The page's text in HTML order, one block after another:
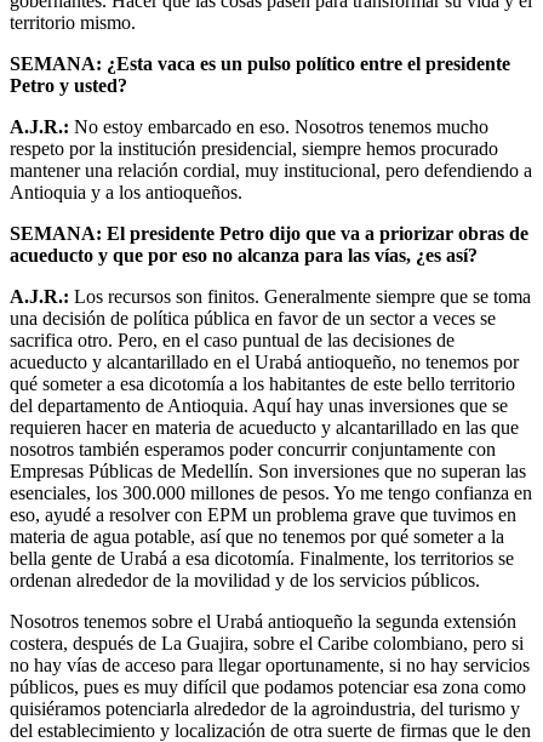
territorio mismo.
SEMANA: ¿Esta vaca es un pulso político entre el presidente
Petro y usted?
A.J.R.: No estoy embarcado en eso. Nosotros tenemos mucho
respeto por la institución presidencial, siempre hemos procurado
mantener una relación cordial, muy institucional, pero defendiendo a
Antioquia y a los antioqueños.
SEMANA: El presidente Petro dijo que va a priorizar obras de
acueducto y que por eso no alcanza para las vías, ¿es así?
A.J.R.: Los recursos son finitos. Generalmente siempre que se toma
una decisión de política pública en favor de un sector a veces se
sacrifica otro. Pero, en el caso puntual de las decisiones de
acueducto y alcantarillado en el Urabá antioqueño, no tenemos por
qué someter a esa dicotomía a los habitantes de este bello territorio
del departamento de Antioquia. Aquí hay unas inversiones que se
requieren hacer en materia de acueducto y alcantarillado en las que
nosotros también esperamos poder concurrir conjuntamente con
Empresas Públicas de Medellín. Son inversiones que no superan las
esenciales, los 300.000 millones de pesos. Yo me tengo confianza en
eso, ayudé a resolver con EPM un problema grave que tuvimos en
materia de agua potable, así que no tenemos por qué someter a la
bella gente de Urabá a esa dicotomía. Finalmente, los territorios se
ordenan alrededor de la movilidad y de los servicios públicos.
Nosotros tenemos sobre el Urabá antioqueño la segunda extensión
costera, después de La Guajira, sobre el Caribe colombiano, pero si
no hay vías de acceso para llegar oportunamente, si no hay servicios
públicos, pues es muy difícil que podamos potenciar esa zona como
quisiéramos potenciarla alrededor de la agroindustria, del turismo y
del establecimiento y localización de otra suerte de firmas que le den